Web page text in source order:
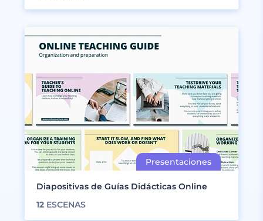
Diapositivas de Guías Didácticas Online
12 ESCENAS